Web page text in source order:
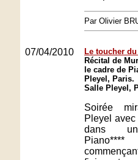
Par Olivier
07/04/2010
Le toucher
Récital de
le cadre de
Pleyel, Paris.
Salle Pleyel,
Soirée
Pleyel
dans un